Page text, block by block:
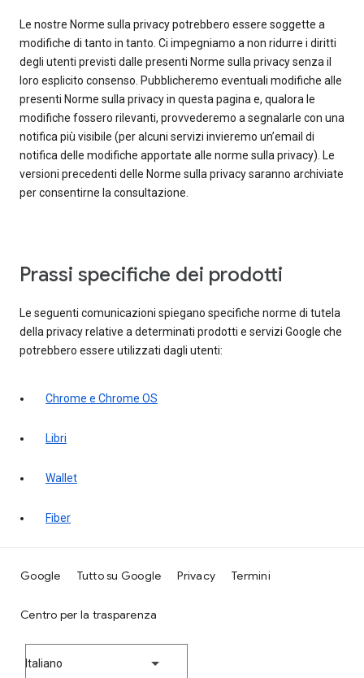
Le nostre Norme sulla privacy potrebbero essere soggette a
modifiche di tanto in tanto. Ci impegniamo a non ridurre i diritti
degli utenti previsti dalle presenti Norme sulla privacy senza il
loro esplicito consenso. Pubblicheremo eventuali modifiche alle
presenti Norme sulla privacy in questa pagina e, qualora le
modifiche fossero rilevanti, provvederemo a segnalarle con una
notifica più visibile (per alcuni servizi invieremo un’email di
notifica delle modifiche apportate alle norme sulla privacy). Le
versioni precedenti delle Norme sulla privacy saranno archiviate
per consentirne la consultazione.
Prassi specifiche dei prodotti
Le seguenti comunicazioni spiegano specifiche norme di tutela
della privacy relative a determinati prodotti e servizi Google che
potrebbero essere utilizzati dagli utenti:
Chrome e Chrome OS
Libri
Wallet
Fiber
Google Tutto su Google Privacy Termini
Centro per la trasparenza
Italiano